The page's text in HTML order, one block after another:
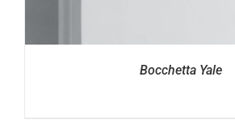
Bocchetta Yale